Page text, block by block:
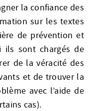
la confiance des
sur les textes
de prévention et
ils sont chargés de
de la véracité des
et de trouver la
avec l’aide de
cas).